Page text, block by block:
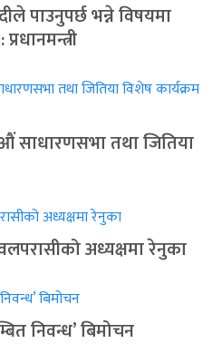
पाउनुपर्छ भन्ने विषयमा
साधारणसभा तथा जितिया
अध्यक्षमा रेनुका
निवन्ध’ बिमोचन